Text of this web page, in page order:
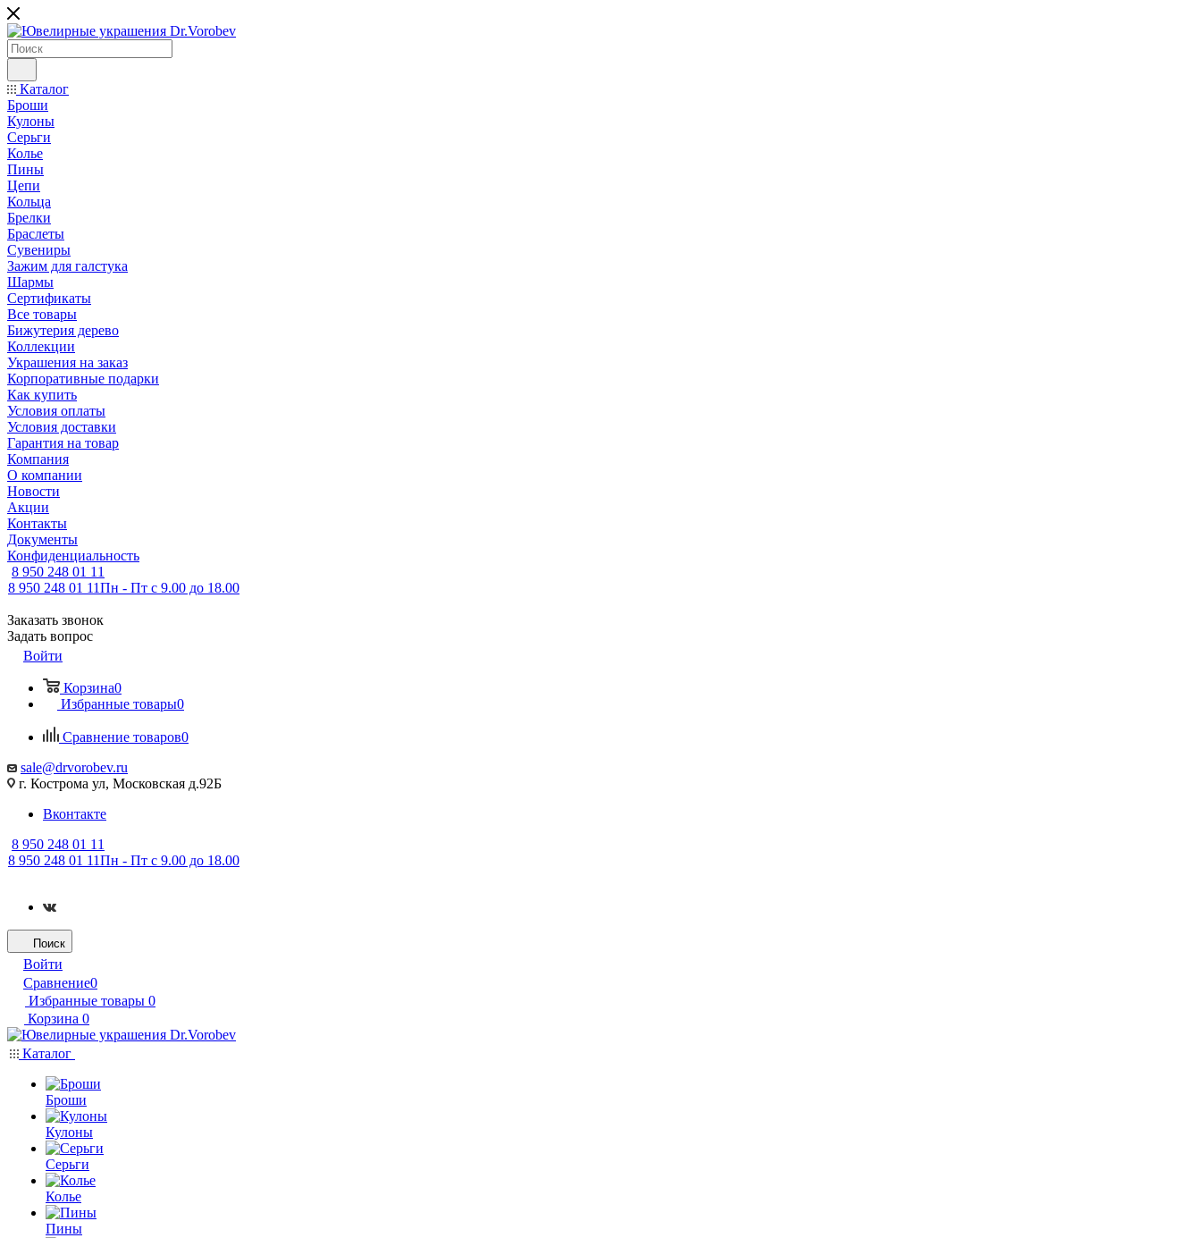
Каталог
Броши
Кулоны
Серьги
Колье
Пины
Цепи
Кольца
Брелки
Браслеты
Сувениры
Зажим для галстука
Шармы
Сертификаты
Все товары
Бижутерия дерево
Коллекции
Украшения на заказ
Корпоративные подарки
Как купить
Условия оплаты
Условия доставки
Гарантия на товар
Компания
О компании
Новости
Акции
Контакты
Документы
Конфиденциальность
8 950 248 01 11
8 950 248 01 11Пн - Пт с 9.00 до 18.00
Заказать звонок
Задать вопрос
Войти
Корзина0
Избранные товары0
Сравнение товаров0
sale@drvorobev.ru
г. Кострома ул, Московская д.92Б
Вконтакте
8 950 248 01 11
8 950 248 01 11Пн - Пт с 9.00 до 18.00
Поиск
Войти
Сравнение0
Избранные товары 0
Корзина 0
Каталог
Броши
Кулоны
Серьги
Колье
Пины